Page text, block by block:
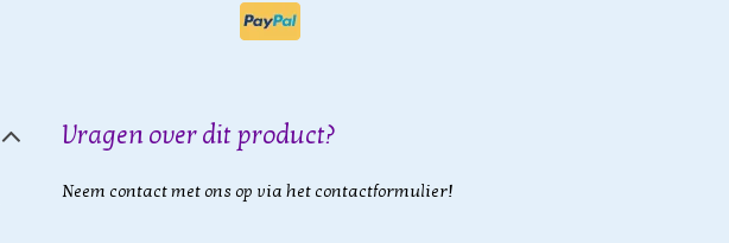
Vragen over dit product?
Neem contact met ons op via het contactformulier!